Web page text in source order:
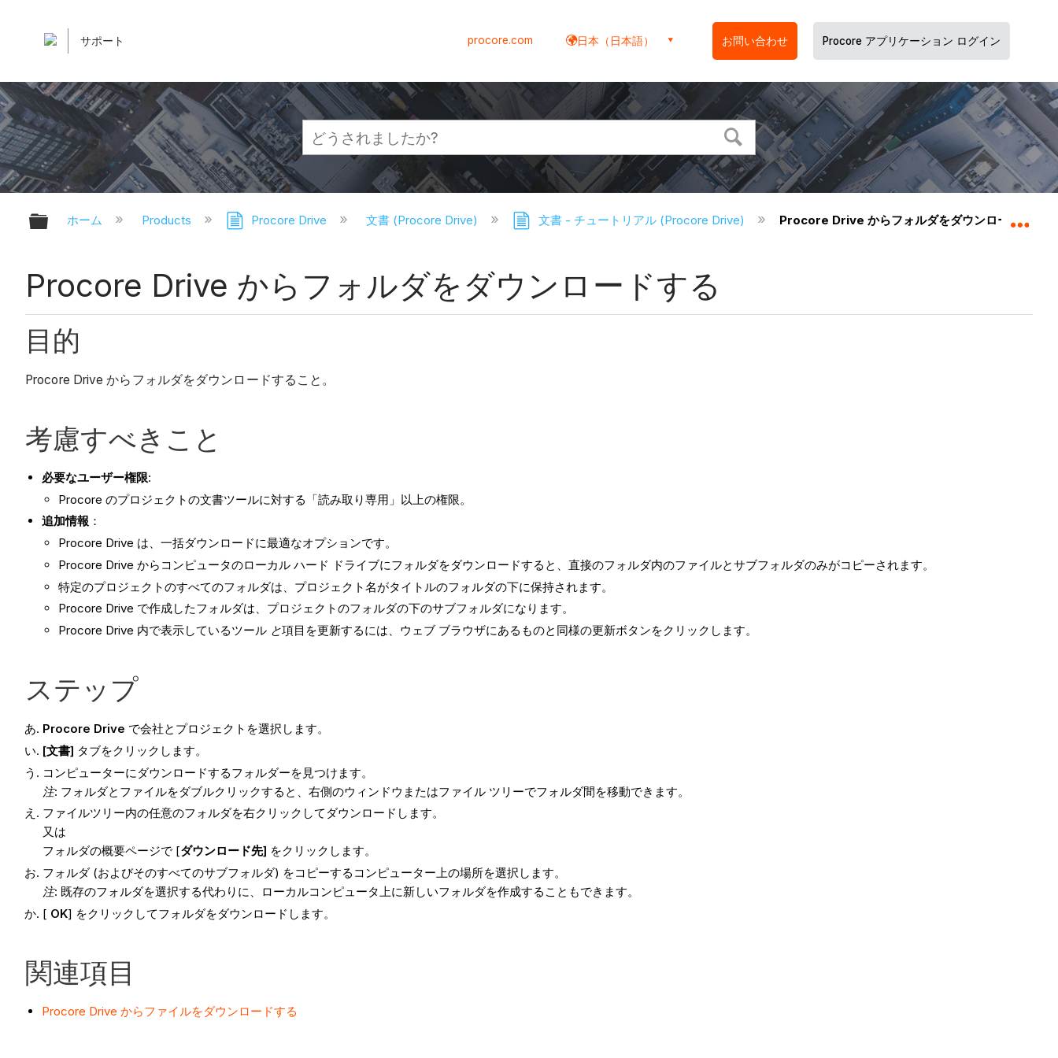
サポート procore.com 日本（日本語） お問い合わせ Procore アプリケーション ログイン
グローバル階層を展開/折りたたむ
ホーム Products Procore Drive 文書 (Procore Drive) 文書 - チュートリアル (Procore Drive) Procore Drive からフォルダをダウンロードする
Procore Drive からフォルダをダウンロードする
目的
Procore Drive からフォルダをダウンロードすること。
考慮すべきこと
必要なユーザー権限:
Procore のプロジェクトの文書ツールに対する「読み取り専用」以上の権限。
追加情報 ：
Procore Drive は、一括ダウンロードに最適なオプションです。
Procore Drive からコンピュータのローカル ハード ドライブにフォルダをダウンロードすると、直接のフォルダ内のファイルとサブフォルダのみがコピーされます。
特定のプロジェクトのすべてのフォルダは、プロジェクト名がタイトルのフォルダの下に保持されます。
Procore Drive で作成したフォルダは、プロジェクトのフォルダの下のサブフォルダになります。
Procore Drive 内で表示しているツール と項目を更新するには、ウェブ ブラウザにあるものと同様の更新ボタンをクリックします。
ステップ
Procore Drive で会社とプロジェクトを選択します。
[文書] タブをクリックします。
コンピューターにダウンロードするフォルダーを見つけます。
注: フォルダとファイルをダブルクリックすると、右側のウィンドウまたはファイル ツリーでフォルダ間を移動できます。
ファイルツリー内の任意のフォルダを右クリックしてダウンロードします。
又は
フォルダの概要ページで [ダウンロード先] をクリックします。
フォルダ (およびそのすべてのサブフォルダ) をコピーするコンピューター上の場所を選択します。
注: 既存のフォルダを選択する代わりに、ローカルコンピュータ上に新しいフォルダを作成することもできます。
[ OK] をクリックしてフォルダをダウンロードします。
関連項目
Procore Drive からファイルをダウンロードする